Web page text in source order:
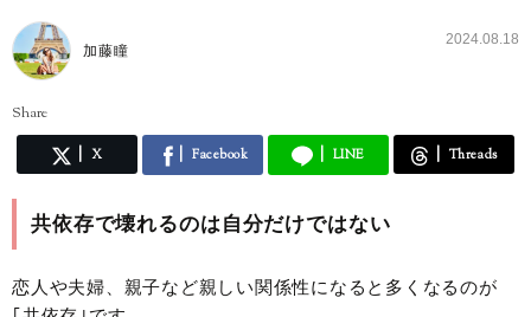
加藤瞳
2024.08.18
Share
X Facebook LINE Threads
共依存で壊れるのは自分だけではない
恋人や夫婦、親子など親しい関係性になると多くなるのが